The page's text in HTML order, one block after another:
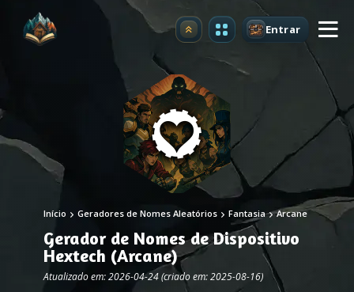
Atualizar Entrar
Início Geradores de Nomes Aleatórios Fantasia Arcane
Gerador de Nomes de Dispositivo
Hextech (Arcane)
Atualizado em: 2026-04-24 (criado em: 2025-08-16)